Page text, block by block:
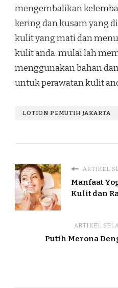
mengembalikan
kering dan kusam yang
kulit yang mati dan
kulit anda. mulai lah
menggunakan bahan
untuk perawatan kulit
LOTION PEMUTIH JAKARTA
ARTIKEL
Manfaat
Kulit dan
ARTIKEL
Putih Merona